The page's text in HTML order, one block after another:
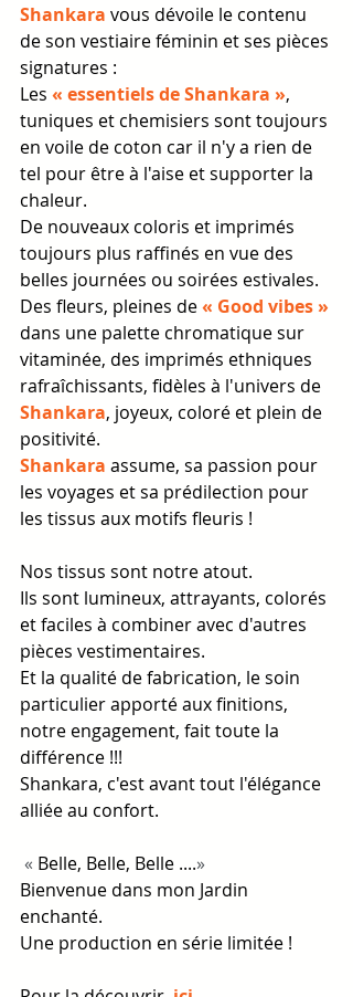
Shankara vous dévoile le contenu
de son vestiaire féminin et ses pièces
signatures :
Les « essentiels de Shankara »,
tuniques et chemisiers sont toujours
en voile de coton car il n'y a rien de
tel pour être à l'aise et supporter la
chaleur.
De nouveaux coloris et imprimés
toujours plus raffinés en vue des
belles journées ou soirées estivales.
Des fleurs, pleines de « Good vibes »
dans une palette chromatique sur
vitaminée, des imprimés ethniques
rafraîchissants, fidèles à l'univers de
Shankara, joyeux, coloré et plein de
positivité.
Shankara assume, sa passion pour
les voyages et sa prédilection pour
les tissus aux motifs fleuris !
Nos tissus sont notre atout.
Ils sont lumineux, attrayants, colorés
et faciles à combiner avec d'autres
pièces vestimentaires.
Et la qualité de fabrication, le soin
particulier apporté aux finitions,
notre engagement, fait toute la
différence !!!
Shankara, c'est avant tout l'élégance
alliée au confort.
« Belle, Belle, Belle ....»
Bienvenue dans mon Jardin
enchanté.
Une production en série limitée !